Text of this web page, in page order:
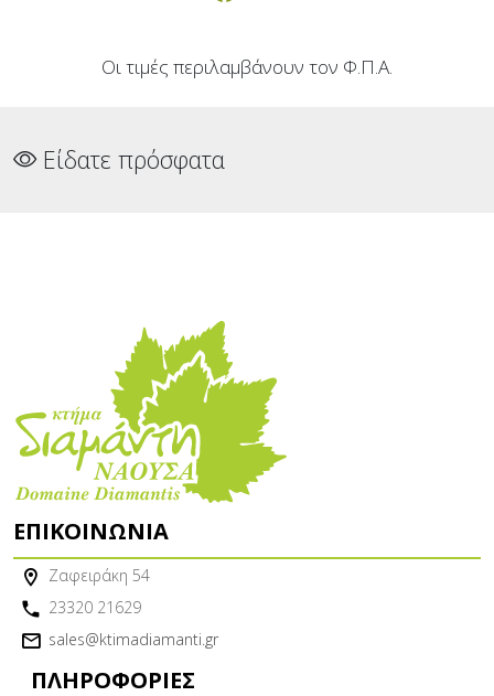
Οι τιμές περιλαμβάνουν τον Φ.Π.Α.
Είδατε πρόσφατα
ΕΠΙΚΟΙΝΩΝΊΑ
Ζαφειράκη 54
23320 21629
sales@ktimadiamanti.gr
ΠΛΗΡΟΦΟΡΊΕΣ